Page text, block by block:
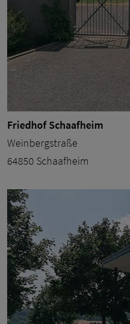
Friedhof Schaafheim
Weinbergstraße
64850 Schaafheim